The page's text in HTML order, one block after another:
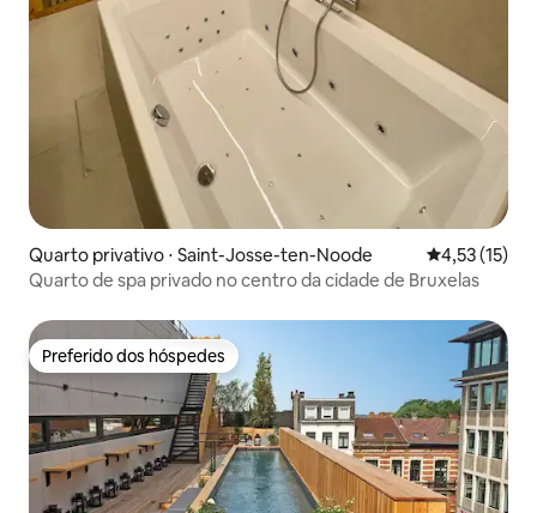
Quarto privativo ⋅ Saint-Josse-ten-Noode 4,53 de uma
4,53 (15)
Quarto de spa privado no centro da cidade de Bruxelas
Preferido dos hóspedes
Preferido dos hóspedes